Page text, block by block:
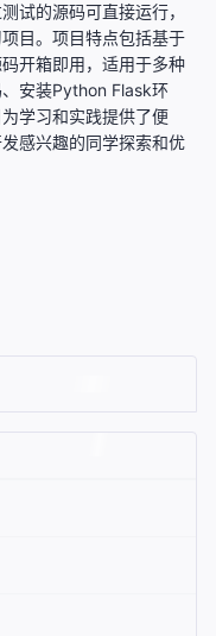
试的源码可直接运行，
目。项目特点包括基于
开箱即用，适用于多种
安装Python Flask环
学习和实践提供了便
感兴趣的同学探索和优